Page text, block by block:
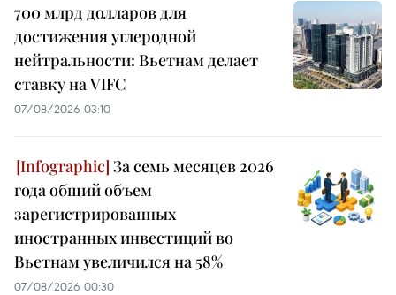
700 млрд долларов для
достижения углеродной
нейтральности: Вьетнам делает
ставку на VIFC
07/08/2026 03:10
За семь месяцев 2026
года общий объем
зарегистрированных
иностранных инвестиций во
Вьетнам увеличился на 58%
07/08/2026 00:30